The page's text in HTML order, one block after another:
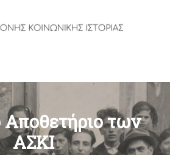
των
ΑΣΚΙ